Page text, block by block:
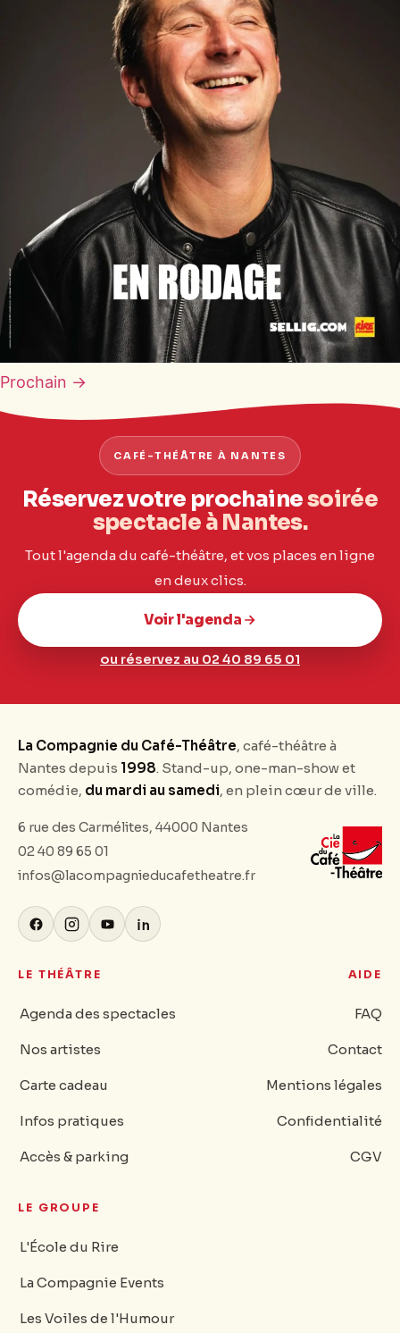
Prochain →
CAFÉ-THÉÂTRE À NANTES
Réservez votre prochainesoirée
spectacle à Nantes.
Tout l'agenda du café-théâtre, et vos places en ligne
en deux clics.
Voir l'agenda
ou réservez au 02 40 89 65 01
La Compagnie du Café-Théâtre, café-théâtre à
Nantes depuis 1998. Stand-up, one-man-show et
comédie, du mardi au samedi, en plein cœur de ville.
6 rue des Carmélites, 44000 Nantes
02 40 89 65 01
infos@lacompagnieducafetheatre.fr
LE THÉÂTRE
Agenda des spectacles
Nos artistes
Carte cadeau
Infos pratiques
Accès & parking
AIDE
FAQ
Contact
Mentions légales
Confidentialité
CGV
LE GROUPE
L'École du Rire
La Compagnie Events
Les Voiles de l'Humour